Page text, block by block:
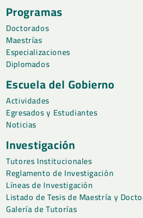
Programas
Doctorados
Maestrías
Especializaciones
Diplomados
Escuela del Gobierno
Actividades
Egresados y Estudiantes
Noticias
Investigación
Tutores Institucionales
Reglamento de Investigación
Líneas de Investigación
Listado de Tesis de Maestría y
Galería de Tutorías